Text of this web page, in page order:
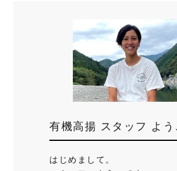
有機高揚 スタッフ よう
はじめまして。